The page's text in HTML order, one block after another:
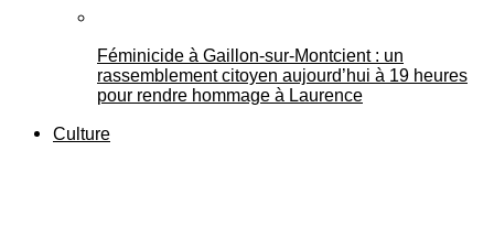
Féminicide à Gaillon‑sur‑Montcient : un
rassemblement citoyen aujourd’hui à 19 heures
pour rendre hommage à Laurence
Culture